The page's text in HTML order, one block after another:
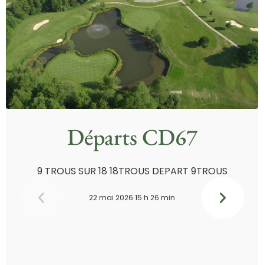
Départs CD67
9 TROUS SUR 18 18TROUS DEPART 9TROUS
22 mai 2026 15 h 26 min